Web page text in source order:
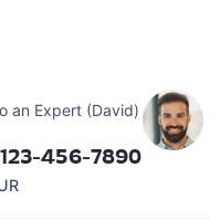
an Expert (David)
456-7890